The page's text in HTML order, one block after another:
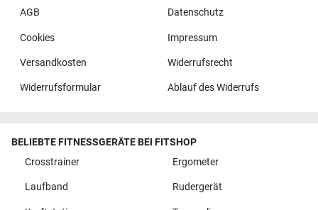
AGB
Datenschutz
Cookies Impressum
Versandkosten Widerrufsrecht
Widerrufsformular Ablauf des Widerrufs
BELIEBTE FITNESSGERÄTE BEI FITSHOP
Crosstrainer
Ergometer
Laufband Rudergerät